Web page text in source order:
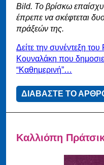
Bild. Το βρίσκω
έπρεπε να σκέφτεται
πράξεών της.
Δείτε την συνέντεξη
Κουναλάκη που
“Καθημερινή”…
ΔΙΑΒΑΣΤΕ ΤΟ
Καλλιόπη